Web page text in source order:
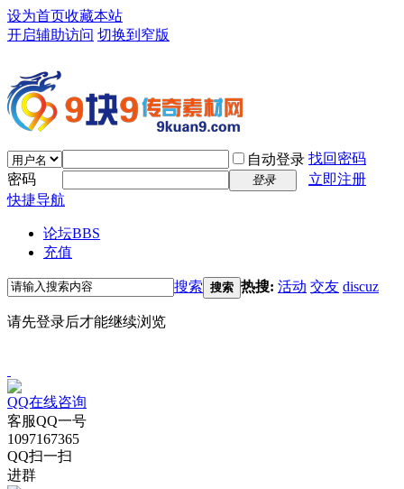
设为首页收藏本站
开启辅助访问 切换到窄版
自动登录 找回密码
密码
登录
立即注册
快捷导航
论坛BBS
充值
搜索 搜索 热搜: 活动 交友 discuz
请先登录后才能继续浏览
QQ在线咨询
客服QQ一号
1097167365
QQ扫一扫
进群